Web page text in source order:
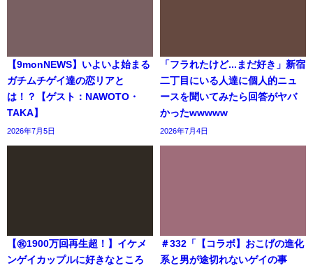
【9monNEWS】いよいよ始まる
ガチムチゲイ達の恋リアと
は！？【ゲスト：NAWOTO・
TAKA】
2026年7月5日
「フラれたけど...まだ好き」新宿
二丁目にいる人達に個人的ニュ
ースを聞いてみたら回答がヤバ
かったwwwww
2026年7月4日
【㊗️1900万回再生超！】イケメ
ンゲイカップルに好きなところ
＃332「【コラボ】おこげの進化
系と男が途切れないゲイの事